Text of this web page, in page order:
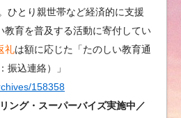
ひとり親世帯など経済的に支援
教育を普及する活動に寄付してい
礼は額に応じた「たのしい教育通
振込連絡）」
158358
ング・スーパーバイズ実施中／